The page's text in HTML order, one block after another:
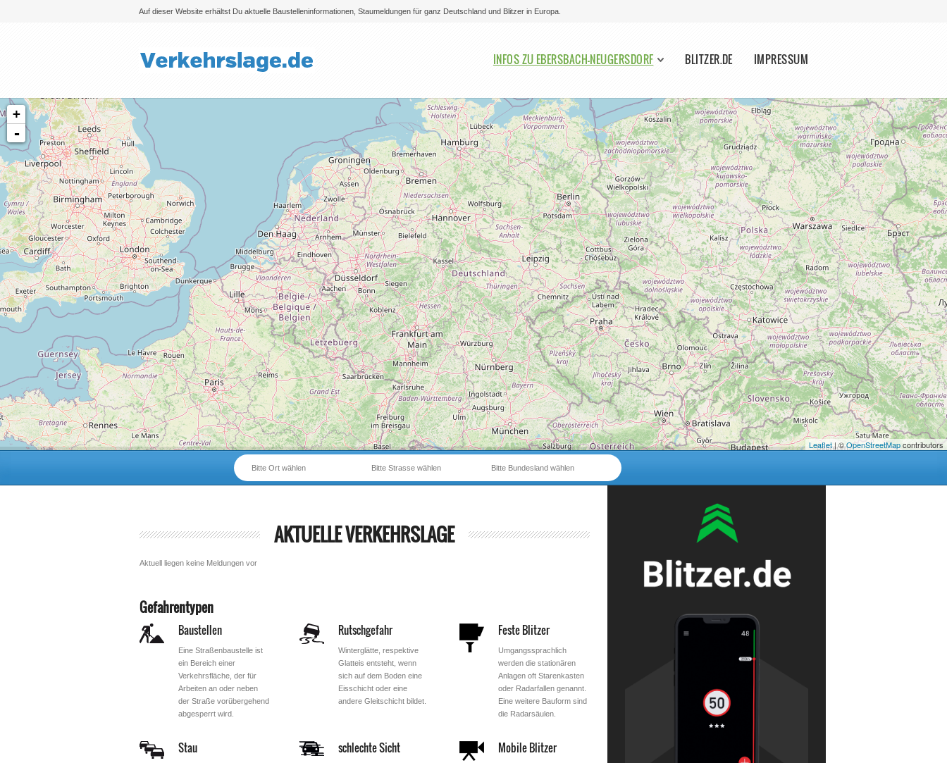
Auf dieser Website erhältst Du aktuelle Baustelleninformationen, Staumeldungen für ganz Deutschland und Blitzer in Europa.
Bitte auswählen
INFOS ZU EBERSBACH-NEUGERSDORF BLITZER.DE IMPRESSUM
+
-
Leaflet| ©OpenStreetMapcontributors
Bitte Bundesland wählen
Bitte Strasse wählen
Bitte Ort wählen
AKTUELLE VERKEHRSLAGE
Aktuell liegen keine Meldungen vor
Gefahrentypen
Baustellen
Eine Straßenbaustelle ist
ein Bereich einer
Verkehrsfläche, der für
Arbeiten an oder neben
der Straße vorübergehend
abgesperrt wird.
Rutschgefahr
Winterglätte, respektive
Glatteis entsteht, wenn
sich auf dem Boden eine
Eisschicht oder eine
andere Gleitschicht bildet.
Feste Blitzer
Umgangssprachlich
werden die stationären
Anlagen oft Starenkasten
oder Radarfallen genannt.
Eine weitere Bauform sind
die Radarsäulen.
Stau schlechte Sicht Mobile Blitzer